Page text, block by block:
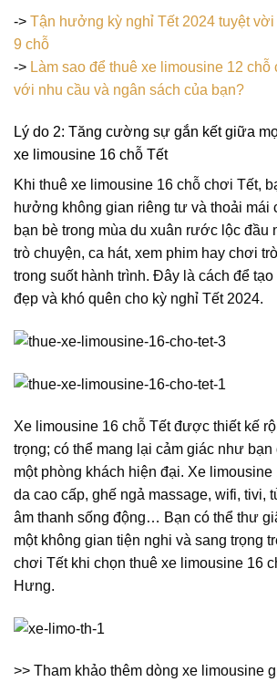
-> Tận hưởng kỳ nghỉ Tết 2024 tuyệt
9 chỗ
-> Làm sao để thuê xe limousine 12
với nhu cầu và ngân sách của bạn?
Lý do 2: Tăng cường sự gắn kết giữa
xe limousine 16 chỗ Tết
Khi thuê xe limousine 16 chỗ chơi Tết,
hưởng không gian riêng tư và thoải mái
bạn bè trong mùa du xuân rước lộc đầu
trò chuyện, ca hát, xem phim hay chơi
trong suốt hành trình. Đây là cách để
đẹp và khó quên cho kỳ nghỉ Tết 2024.
Xe limousine 16 chỗ Tết được thiết kế
trọng; có thể mang lại cảm giác như bạn
một phòng khách hiện đại. Xe limousine
da cao cấp, ghế ngả massage, wifi, tivi,
âm thanh sống động… Bạn có thể thư
một không gian tiện nghi và sang trọng
chơi Tết khi chọn thuê xe limousine 16
Hưng.
>> Tham khảo thêm dòng xe limousine